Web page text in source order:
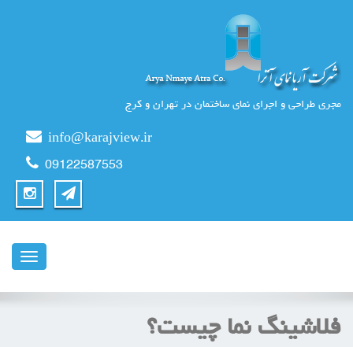
مجری طراحی و اجرای نمای ساختمان در تهران و کرج
info@karajview.ir
09122587553
ناوبری
فلاشینگ نما چیست؟